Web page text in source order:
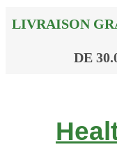
LIVRAISON
DE